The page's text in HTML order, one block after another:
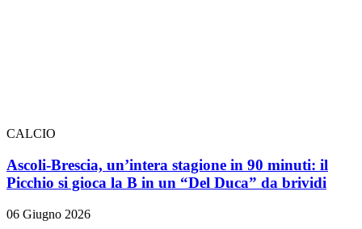
CALCIO
Ascoli-Brescia, un’intera stagione in 90 minuti: il
Picchio si gioca la B in un “Del Duca” da brividi
06 Giugno 2026